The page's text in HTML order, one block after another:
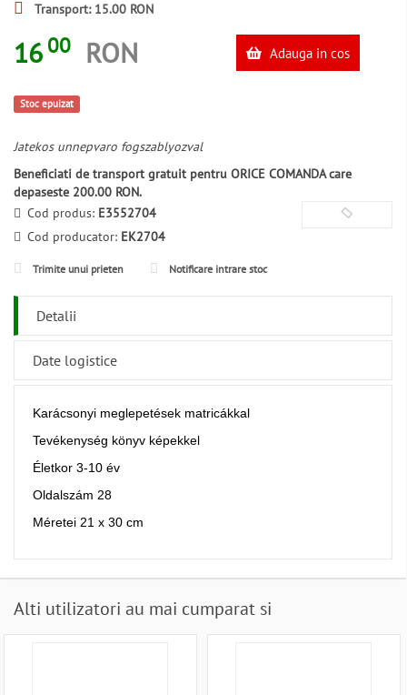
Transport: 15.00 RON
16 00 RON Adauga in cos
Stoc epuizat
Jatekos unnepvaro fogszablyozval
Beneficiati de transport gratuit pentru ORICE COMANDA care
depaseste 200.00 RON.
Cod produs: E3552704
Cod producator: EK2704
Trimite unui prieten Notificare intrare stoc
Detalii
Date logistice
Karácsonyi meglepetések matricákkal
Tevékenység könyv képekkel
Életkor 3-10 év
Oldalszám 28
Méretei 21 x 30 cm
Alti utilizatori au mai cumparat si